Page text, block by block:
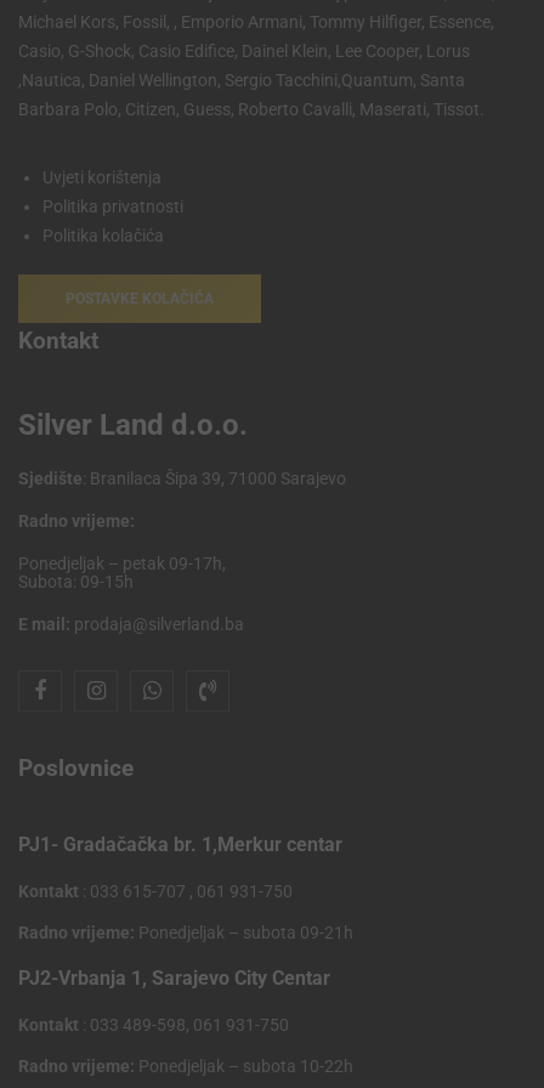
Michael Kors, Fossil, , Emporio Armani, Tommy Hilfiger, Essence,
Casio, G-Shock, Casio Edifice, Dainel Klein, Lee Cooper, Lorus
,Nautica, Daniel Wellington, Sergio Tacchini,Quantum, Santa
Barbara Polo, Citizen, Guess, Roberto Cavalli, Maserati, Tissot.
Uvjeti korištenja
Politika privatnosti
Politika kolačića
POSTAVKE KOLAČIĆA
Kontakt
Silver Land d.o.o.
Sjedište: Branilaca Šipa 39, 71000 Sarajevo
Radno vrijeme:
Ponedjeljak – petak 09-17h,
Subota: 09-15h
E mail: prodaja@silverland.ba
Poslovnice
PJ1- Gradačačka br. 1,Merkur centar
Kontakt : 033 615-707 , 061 931-750
Radno vrijeme: Ponedjeljak – subota 09-21h
PJ2-Vrbanja 1, Sarajevo City Centar
Kontakt : 033 489-598, 061 931-750
Radno vrijeme: Ponedjeljak – subota 10-22h